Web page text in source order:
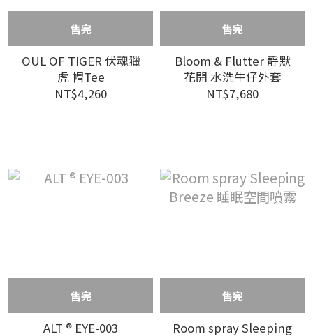
售完
OUL OF TIGER 伏魂獵
虎 帽Tee
NT$4,260
售完
Bloom & Flutter 靜默
花開 水洗牛仔外套
NT$7,680
售完
ALT ® EYE-003
售完
Room spray Sleeping